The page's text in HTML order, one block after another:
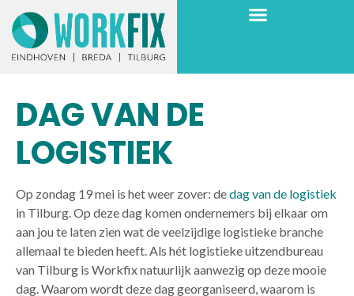
DAG VAN DE
LOGISTIEK
Op zondag 19 mei is het weer zover: dedag van de logistiek
in Tilburg. Op deze dag komen ondernemers bij elkaar om
aan jou te laten zien wat de veelzijdige logistieke branche
allemaal te bieden heeft. Als hét logistieke uitzendbureau
van Tilburg is Workfix natuurlijk aanwezig op deze mooie
dag. Waarom wordt deze dag georganiseerd, waarom is